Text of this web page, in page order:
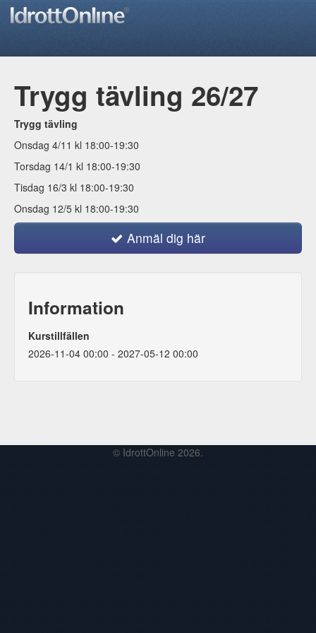
Trygg tävling 26/27
Trygg tävling
Onsdag 4/11 kl 18:00-19:30
Torsdag 14/1 kl 18:00-19:30
Tisdag 16/3 kl 18:00-19:30
Onsdag 12/5 kl 18:00-19:30
Anmäl dig här
Information
Kurstillfällen
2026-11-04 00:00 - 2027-05-12 00:00
© IdrottOnline 2026.